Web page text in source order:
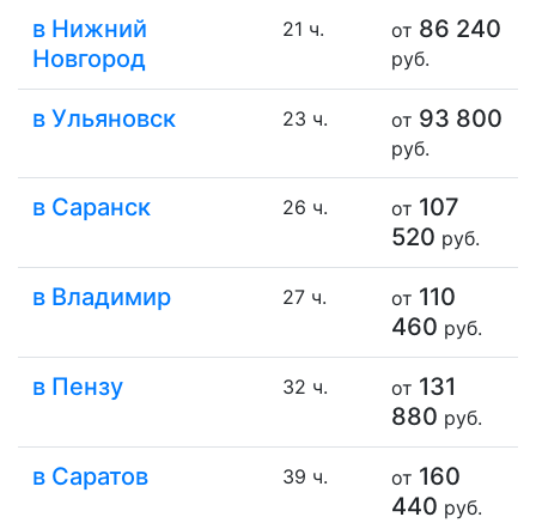
в Нижний
Новгород
21 ч. от 86 240
руб.
в Ульяновск 23 ч. от 93 800
руб.
в Саранск 26 ч. от 107
520 руб.
в Владимир 27 ч. от 110
460 руб.
в Пензу 32 ч. от 131
880 руб.
в Саратов 39 ч. от 160
440 руб.